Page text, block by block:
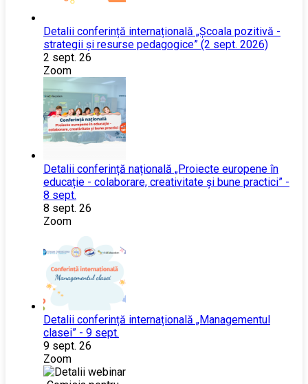
Detalii conferință internațională „Școala pozitivă -
strategii și resurse pedagogice” (2 sept. 2026)
2 sept. 26
Zoom
Detalii conferință națională „Proiecte europene în
educație - colaborare, creativitate și bune practici” -
8 sept.
8 sept. 26
Zoom
Detalii conferință internațională „Managementul
clasei” - 9 sept.
9 sept. 26
Zoom